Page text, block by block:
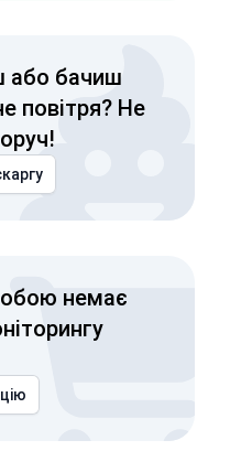
або бачиш
повітря? Не
немає